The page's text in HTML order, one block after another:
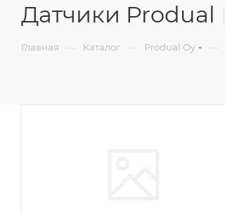
Датчики Produal
Главная — Каталог — Produal Oy —